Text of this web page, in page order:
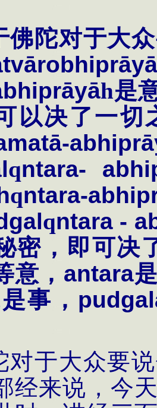
佛陀对于大
ārobhiprāy
āyāh是
以决了一切
ā-abhiprā
lqntara-
qntara-
qntara -
密，即可决
意， antara
是事，
对于大众要
经来说，今